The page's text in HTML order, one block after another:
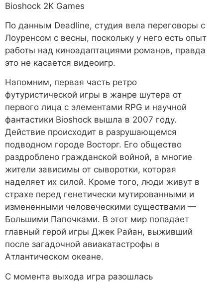
Bioshock 2K Games
По данным Deadline, студия вела переговоры с
Лоуренсом с весны, поскольку у него есть опыт
работы над киноадаптациями романов, правда
это не касается видеоигр.
Напомним, первая часть ретро
футуристической игры в жанре шутера от
первого лица с элементами RPG и научной
фантастики Bioshock вышла в 2007 году.
Действие происходит в разрушающемся
подводном городе Восторг. Его общество
раздроблено гражданской войной, а многие
жители зависимы от сыворотки, которая
наделяет их силой. Кроме того, люди живут в
страхе перед генетически мутированными и
измененными человеческими существами —
Большими Папочками. В этот мир попадает
главный герой игры Джек Райан, выживший
после загадочной авиакатастрофы в
Атлантическом океане.
С момента выхода игра разошлась